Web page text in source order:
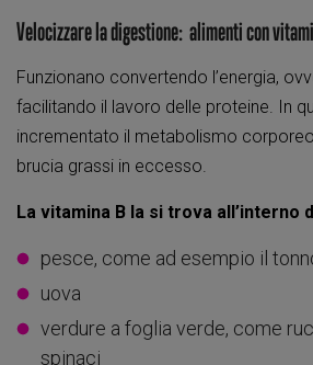
Velocizzare la digestione: alimenti con
Funzionano convertendo l’energia,
facilitando il lavoro delle proteine. In
incrementato il metabolismo
brucia grassi in eccesso.
La vitamina B la si trova all’interno
pesce, come ad esempio il
uova
verdure a foglia verde, come
spinaci